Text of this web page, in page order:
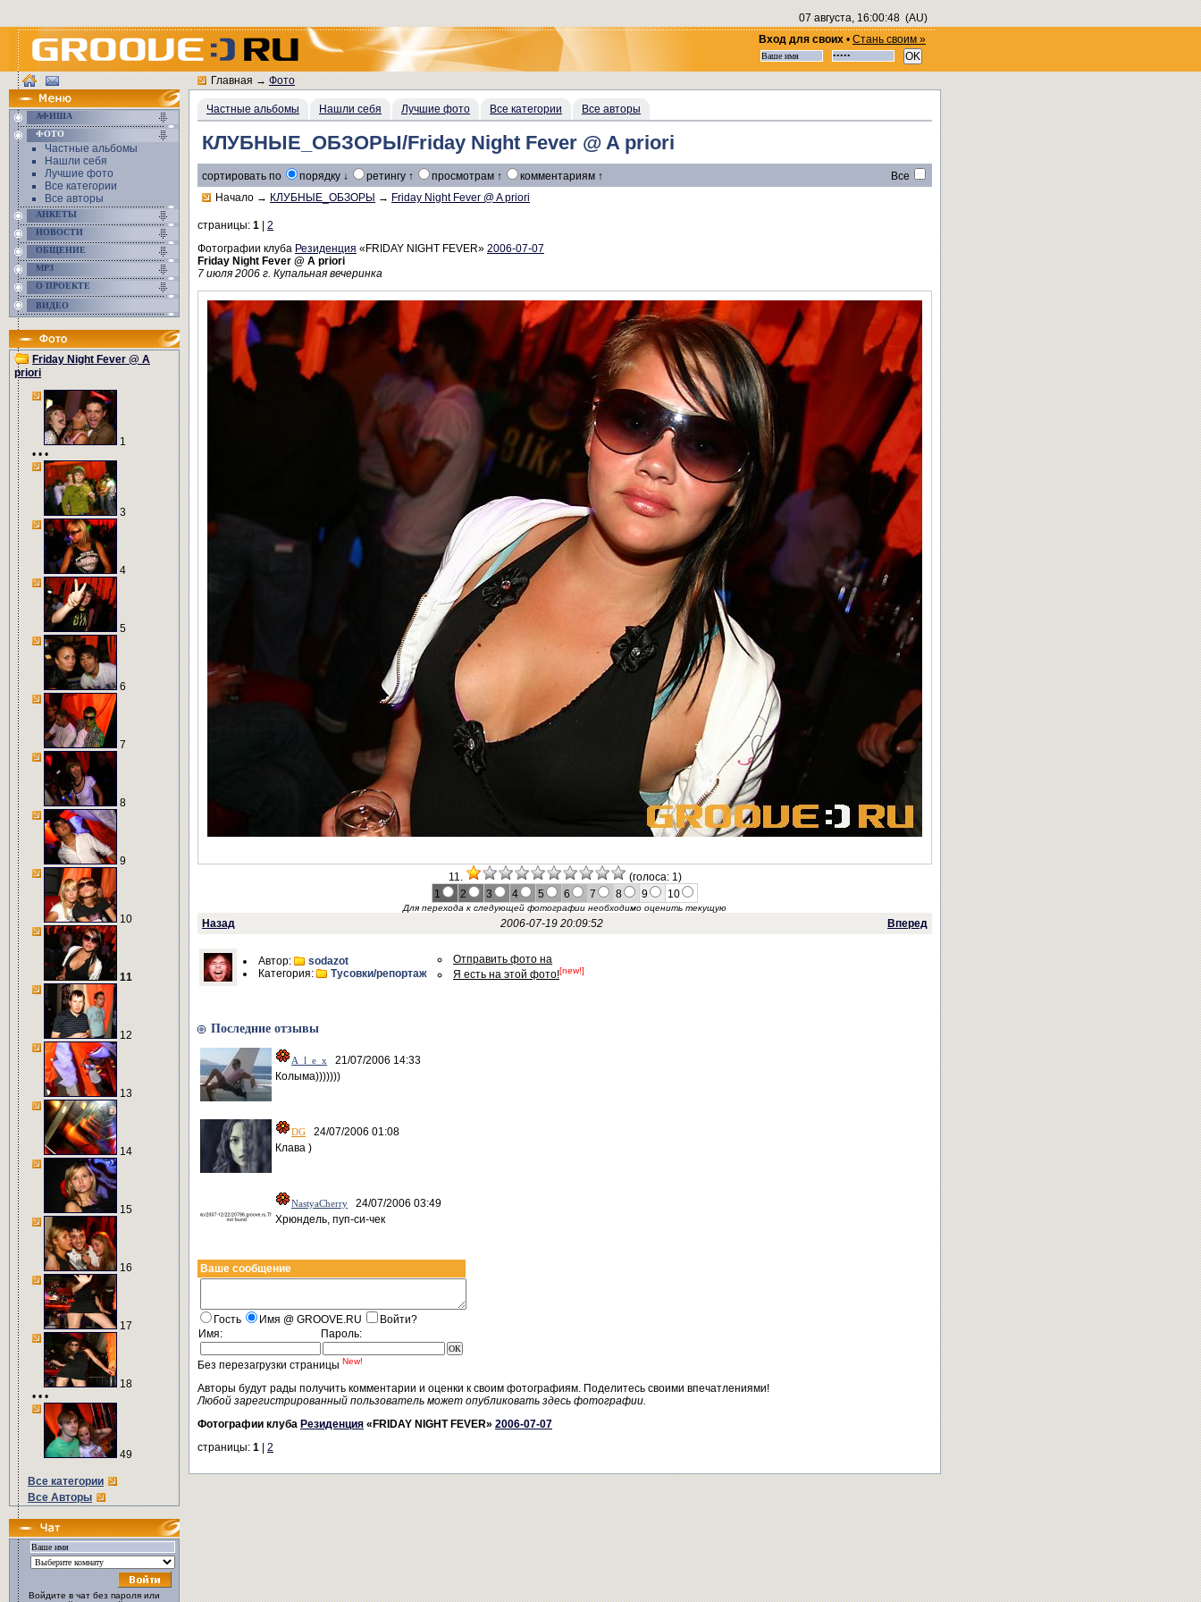
07 августа, 16:00:49(AU)
Вход для своих • Стань своим »
АФИША
ФОТО
Частные альбомы
Нашли себя
Лучшие фото
Все категории
Все авторы
АНКЕТЫ
НОВОСТИ
ОБЩЕНИЕ
MP3
О ПРОЕКТЕ
ВИДЕО
Friday Night Fever @ A
priori
1
• • •
3
4
5
6
7
8
9
10
11
12
13
14
15
16
17
18
• • •
49
Все категории
Все Авторы
Войдите в чат без пароля или
Главная→Фото
Частные альбомы Нашли себя Лучшие фото Все категории Все авторы
КЛУБНЫЕ_ОБЗОРЫ/Friday Night Fever @ A priori
сортировать по порядку ↓ ретингу ↑ просмотрам ↑ комментариям ↑
Все
Начало → КЛУБНЫЕ_ОБЗОРЫ → Friday Night Fever @ A priori
страницы: 1
2
Фотографии клуба Резиденция «FRIDAY NIGHT FEVER» 2006-07-07
Friday Night Fever @ A priori
7 июля 2006 г. Купальная вечеринка
11.
(голоса: 1)
1
2 3 4 5 6 7 8 9 10
Для перехода к следующей фотографии необходимо оценить текущую
Назад 2006-07-19 20:09:52 Вперед
Автор:
sodazot
Категория:
Тусовки/репортаж
Отправить фото на
Я есть на этой фото![new!]
Последние отзывы
A_l_e_x
21/07/2006 14:33
Колыма)))))))
DG 24/07/2006 01:08
Клава )
NastyaCherry 24/07/2006 03:49
Хрюндель, пуп-си-чек
Ваше сообщение
Гость Имя @ GROOVE.RU
Войти?
Имя:
Пароль:
Без перезагрузки страницы New!
Авторы будут рады получить комментарии и оценки к своим фотографиям. Поделитесь своими впечатлениями!
Любой зарегистрированный пользователь может опубликовать здесь фотографии.
Фотографии клуба Резиденция «FRIDAY NIGHT FEVER» 2006-07-07
страницы: 1 2